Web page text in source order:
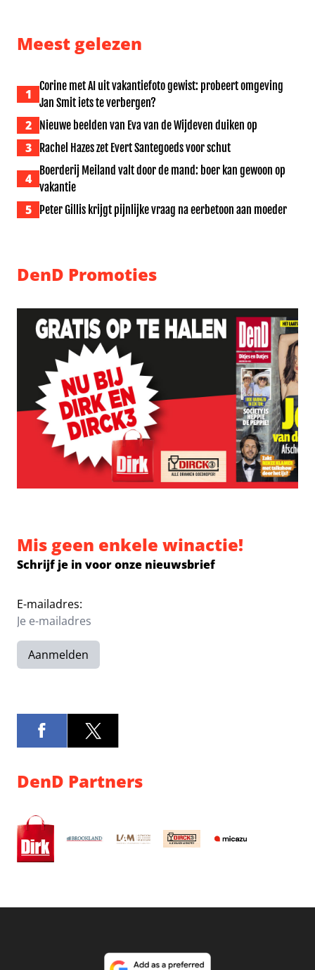
Meest gelezen
1
Corine met AI uit vakantiefoto gewist: probeert omgeving
Jan Smit iets te verbergen?
2 Nieuwe beelden van Eva van de Wijdeven duiken op
3 Rachel Hazes zet Evert Santegoeds voor schut
4
Boerderij Meiland valt door de mand: boer kan gewoon op
vakantie
5 Peter Gillis krijgt pijnlijke vraag na eerbetoon aan moeder
DenD Promoties
Mis geen enkele winactie!
Schrijf je in voor onze nieuwsbrief
E-mailadres:
Aanmelden
DenD Partners